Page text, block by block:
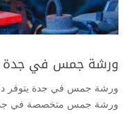
ورشة جمس في جدة
ورشة جمس في جدة يتوفر
ورشة جمس متخصصة في